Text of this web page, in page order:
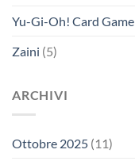
Yu-Gi-Oh! Card Game
Zaini (5)
ARCHIVI
Ottobre 2025 (11)